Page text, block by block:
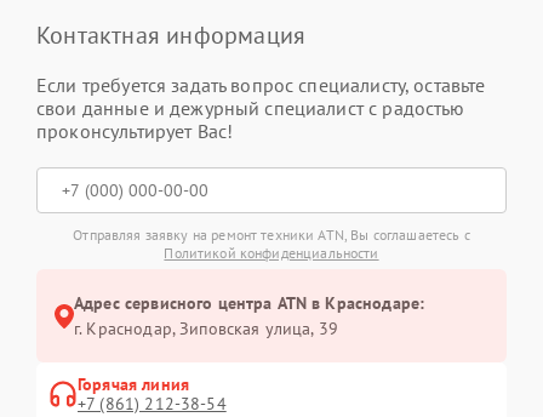
Контактная информация
Если требуется задать вопрос специалисту, оставьте
свои данные и дежурный специалист с радостью
проконсультирует Вас!
Отправляя заявку на ремонт техники ATN, Вы соглашаетесь с
Политикой конфиденциальности
Адрес сервисного центра ATN в Краснодаре:
г. Краснодар, Зиповская улица, 39
Горячая линия
+7 (861) 212-38-54